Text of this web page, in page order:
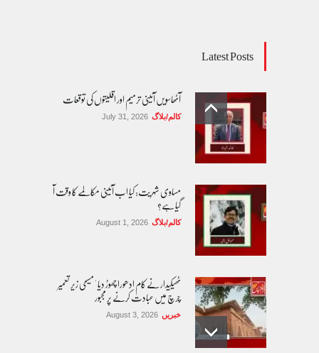
Latest Posts
آٹھاسویں آئینی ترمیم اور اقلیتوں کی توقعات
کالم/بلاگ July 31, 2026
مساوی شہریت: کیا اب آئینی مکالمے کا وقت آ
گیا ہے؟
کالم/بلاگ August 1, 2026
ٹھیکیدار نے کام ادھورا چھوڑ دیا ' مسیحی زیر تعمیر
چرچ میں عبادت کرنے پر مجبور
خبریں August 3, 2026